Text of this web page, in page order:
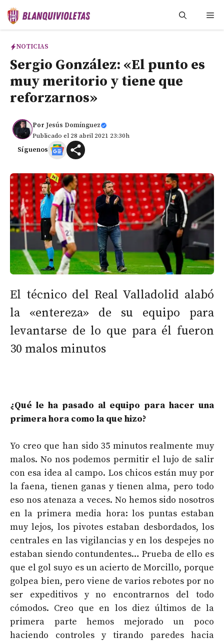
Saltar
NOTICIAS
Sergio González: «El punto es
muy meritorio y tiene que
reforzarnos»
Por Jesús Domínguez
Publicado el 28 abril 2021 23:30h
Síguenos
El técnico del Real Valladolid alabó
la «entereza» de su equipo para
levantarse de lo que para él fueron
30 malos minutos
¿Qué le ha pasado al equipo para hacer una
primera hora como la que hizo?
Yo creo que han sido 35 minutos realmente muy
malos. No nos podemos permitir el lujo de salir
con esa idea al campo. Los chicos están muy por
la faena, tienen ganas y tienen alma, pero todo
eso nos atenaza a veces. No hemos sido nosotros
en la primera media hora: los puntas estaban
muy lejos, los pivotes estaban desbordados, los
centrales en las vigilancias y en los despejes no
estaban siendo contundentes… Prueba de ello es
que el gol suyo es un acierto de Morcillo, porque
golpea bien, pero viene de varios rebotes por no
ser expeditivos y no encontrarnos del todo
cómodos. Creo que en los diez últimos de la
primera parte hemos mejorado un poco
haciendo controles y tirando paredes hacia